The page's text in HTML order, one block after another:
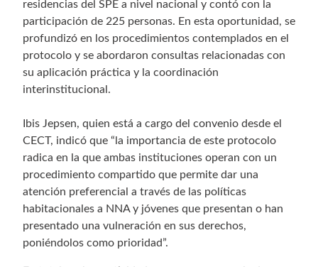
residencias del SPE a nivel nacional y contó con la
participación de 225 personas. En esta oportunidad, se
profundizó en los procedimientos contemplados en el
protocolo y se abordaron consultas relacionadas con
su aplicación práctica y la coordinación
interinstitucional.
Ibis Jepsen, quien está a cargo del convenio desde el
CECT, indicó que “la importancia de este protocolo
radica en la que ambas instituciones operan con un
procedimiento compartido que permite dar una
atención preferencial a través de las políticas
habitacionales a NNA y jóvenes que presentan o han
presentado una vulneración en sus derechos,
poniéndolos como prioridad”.